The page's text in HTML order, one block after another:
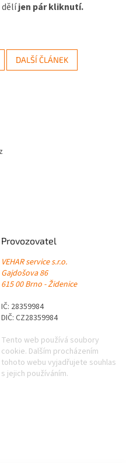
dělíjen pár kliknutí.
DALŠÍ ČLÁNEK
Provozovatel
VEHAR service s.r.o.
Gajdošova 86
615 00 Brno - Židenice
IČ: 28359984
DIČ: CZ28359984
Tento web používá soubory
cookie. Dalším procházením
tohoto webu vyjadřujete souhlas
s jejich používáním.